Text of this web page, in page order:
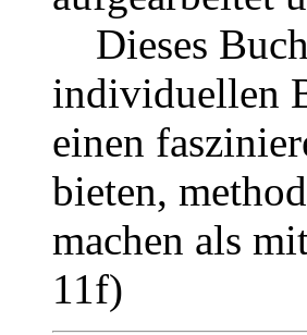
Dieses
individuellen
einen
bieten,
machen als
11f)